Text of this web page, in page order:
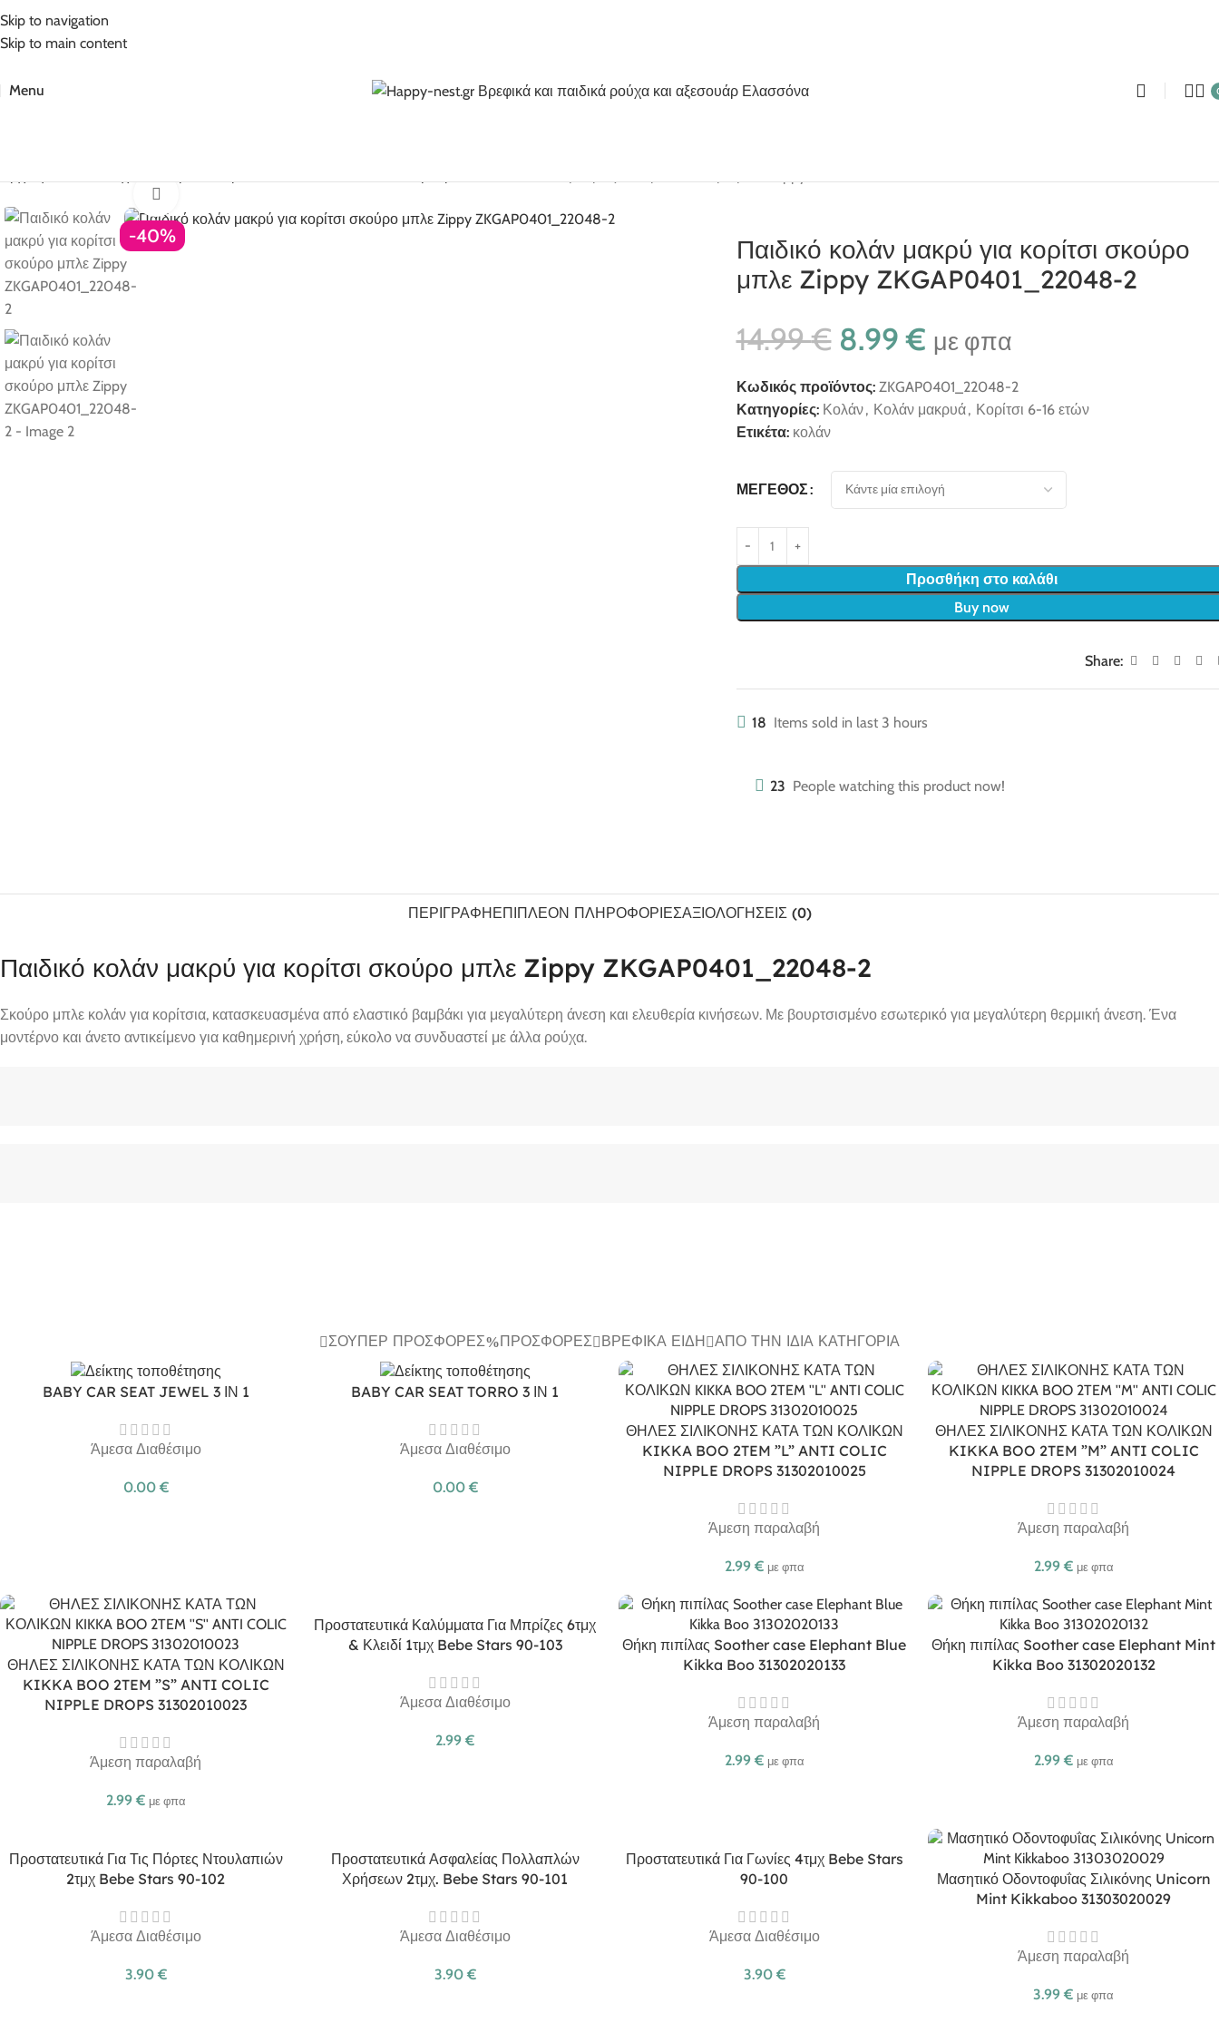
Skip to navigation
Skip to main content
Menu
-40%
Παιδικό κολάν μακρύ για κορίτσι σκούρο
μπλε Zippy ZKGAP0401_22048-2
14.99€ 8.99€ με φπα
Κωδικός προϊόντος: ZKGAP0401_22048-2
Κατηγορίες: Κολάν, Κολάν μακρυά, Κορίτσι 6-16 ετών
Ετικέτα: κολάν
ΜΈΓΕΘΟΣ
Προσθήκη στο καλάθι
Buy now
Share:
18 Items sold in last 3 hours
23 People watching this product now!
ΠΕΡΙΓΡΑΦΉΕΠΙΠΛΈΟΝ ΠΛΗΡΟΦΟΡΊΕΣΑΞΙΟΛΟΓΉΣΕΙΣ (0)
Παιδικό κολάν μακρύ για κορίτσι σκούρο μπλε Zippy ZKGAP0401_22048-2
Σκούρο μπλε κολάν για κορίτσια, κατασκευασμένα από ελαστικό βαμβάκι για μεγαλύτερη άνεση και ελευθερία κινήσεων. Με βουρτσισμένο εσωτερικό για μεγαλύτερη θερμική άνεση. Ένα
μοντέρνο και άνετο αντικείμενο για καθημερινή χρήση, εύκολο να συνδυαστεί με άλλα ρούχα.
ΣΟΎΠΕΡ ΠΡΟΣΦΟΡΈΣ ΠΡΟΣΦΟΡΈΣ ΒΡΕΦΙΚΆ ΕΊΔΗ ΑΠΌ ΤΗΝ ΊΔΙΑ ΚΑΤΗΓΟΡΊΑ
BABY CAR SEAT JEWEL 3 ΙΝ 1
Άμεσα Διαθέσιμο
0.00 €
BABY CAR SEAT TORRO 3 ΙΝ 1
Άμεσα Διαθέσιμο
0.00 €
ΘΗΛΕΣ ΣΙΛΙΚΟΝΗΣ ΚΑΤΑ ΤΩΝ ΚΟΛΙΚΩΝ
KIKKA BOO 2TEM ”L” ANTI COLIC
NIPPLE DROPS 31302010025
Άμεση παραλαβή
2.99 € με φπα
ΘΗΛΕΣ ΣΙΛΙΚΟΝΗΣ ΚΑΤΑ ΤΩΝ ΚΟΛΙΚΩΝ
KIKKA BOO 2TEM ”M” ANTI COLIC
NIPPLE DROPS 31302010024
Άμεση παραλαβή
2.99 € με φπα
ΘΗΛΕΣ ΣΙΛΙΚΟΝΗΣ ΚΑΤΑ ΤΩΝ ΚΟΛΙΚΩΝ
KIKKA BOO 2TEM ”S” ANTI COLIC
NIPPLE DROPS 31302010023
Άμεση παραλαβή
2.99 € με φπα
Προστατευτικά Καλύμματα Για Μπρίζες 6τμχ
& Κλειδί 1τμχ Bebe Stars 90-103
Άμεσα Διαθέσιμο
2.99 €
Θήκη πιπίλας Soother case Elephant Blue
Kikka Boo 31302020133
Άμεση παραλαβή
2.99 € με φπα
Θήκη πιπίλας Soother case Elephant Mint
Kikka Boo 31302020132
Άμεση παραλαβή
2.99 € με φπα
Προστατευτικά Για Τις Πόρτες Ντουλαπιών
2τμχ Bebe Stars 90-102
Άμεσα Διαθέσιμο
3.90 €
Προστατευτικά Ασφαλείας Πολλαπλών
Χρήσεων 2τμχ. Bebe Stars 90-101
Άμεσα Διαθέσιμο
3.90 €
Προστατευτικά Για Γωνίες 4τμχ Bebe Stars
90-100
Άμεσα Διαθέσιμο
3.90 €
Μασητικό Οδοντοφυΐας Σιλικόνης Unicorn
Mint Kikkaboo 31303020029
Άμεση παραλαβή
3.99 € με φπα
5% Επιπλέον έκπτωση για πληρωμές με κάρτα!